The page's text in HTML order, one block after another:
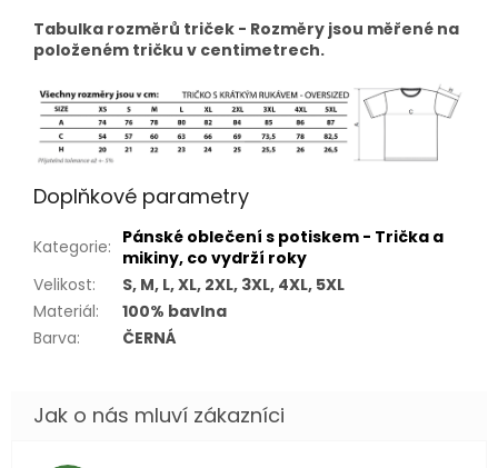
Tabulka rozměrů triček - Rozměry jsou měřené na
položeném tričku v centimetrech.
Doplňkové parametry
Kategorie: Pánské oblečení s potiskem - Trička a
mikiny, co vydrží roky
Velikost:
S, M, L, XL, 2XL, 3XL, 4XL, 5XL
Materiál:
100% bavlna
Barva: ČERNÁ